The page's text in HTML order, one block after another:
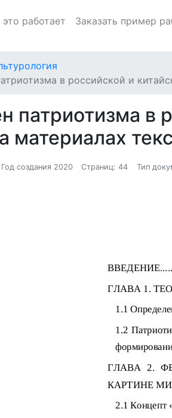
это работает Заказать пример
в российской и
патриотизма в
материалах
Год создания 2020 Страниц: 44 Тип